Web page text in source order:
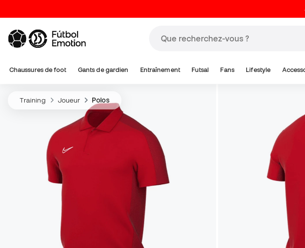
Chaussures de foot Gants de gardien Entraînement Futsal Fans Lifestyle
Training Joueur Polos